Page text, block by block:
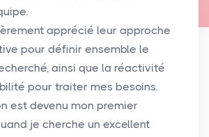
apprécié leur approche
pour définir ensemble le
ainsi que la réactivité
pour traiter mes besoins.
est devenu mon premier
je cherche un excellent